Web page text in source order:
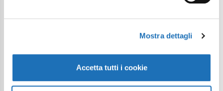
Mostra dettagli
Accetta tutti i cookie